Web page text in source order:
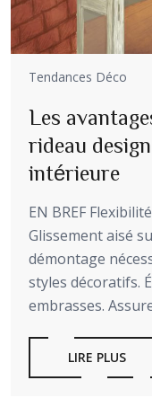
Tendances Déco
Les
rideau
intérieure
EN BREF
Glissement aisé
démontage
styles décoratifs.
embrasses.
LIRE PLUS